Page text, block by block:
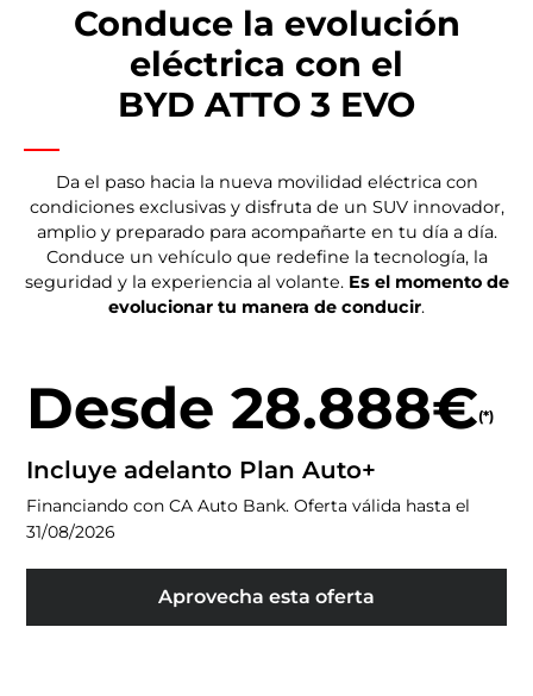
Conduce la evolución
eléctrica con el
BYD ATTO 3 EVO
Da el paso hacia la nueva movilidad eléctrica con
condiciones exclusivas y disfruta de un SUV innovador,
amplio y preparado para acompañarte en tu día a día.
Conduce un vehículo que redefine la tecnología, la
seguridad y la experiencia al volante. Es el momento de
evolucionar tu manera de conducir.
Desde 28.888€(*)
Incluye adelanto Plan Auto+
Financiando con CA Auto Bank. Oferta válida hasta el
31/08/2026
Aprovecha esta oferta